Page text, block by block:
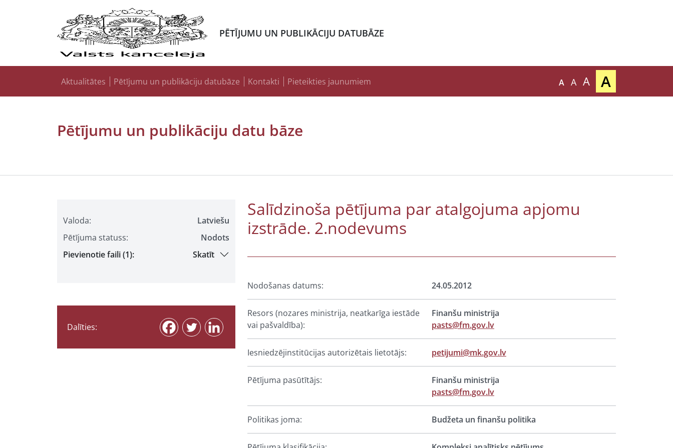
PĒTĪJUMU UN PUBLIKĀCIJU DATUBĀZE
Aktualitātes Pētījumu un publikāciju datubāze Kontakti Pieteikties jaunumiem A A A A
Pētījumu un publikāciju datu bāze
Valoda:
Latviešu
Pētījuma statuss:
Nodots
Pievienotie faili (1):
Skatīt
Dalīties:
Salīdzinoša pētījuma par atalgojuma apjomu
izstrāde. 2.nodevums
Nodošanas datums: 24.05.2012
Resors (nozares ministrija, neatkarīga iestāde
vai pašvaldība):
Finanšu ministrija
pasts@fm.gov.lv
Iesniedzējinstitūcijas autorizētais lietotājs: petijumi@mk.gov.lv
Pētījuma pasūtītājs:
Finanšu ministrija
pasts@fm.gov.lv
Politikas joma: Budžeta un finanšu politika